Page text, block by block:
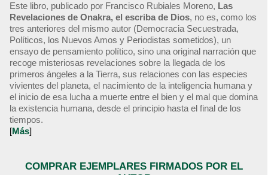
Este libro, publicado por Francisco Rubiales Moreno, Las
Revelaciones de Onakra, el escriba de Dios, no es, como los
tres anteriores del mismo autor (Democracia Secuestrada,
Políticos, los Nuevos Amos y Periodistas sometidos), un
ensayo de pensamiento político, sino una original narración que
recoge misteriosas revelaciones sobre la llegada de los
primeros ángeles a la Tierra, sus relaciones con las especies
vivientes del planeta, el nacimiento de la inteligencia humana y
el inicio de esa lucha a muerte entre el bien y el mal que domina
la existencia humana, desde el principio hasta el final de los
tiempos.
[Más]
COMPRAR EJEMPLARES FIRMADOS POR EL